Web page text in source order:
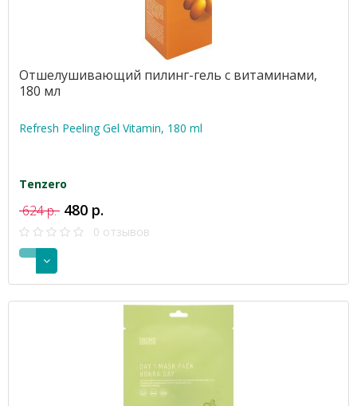
Отшелушивающий пилинг-гель с витаминами,
180 мл
Refresh Peeling Gel Vitamin, 180 ml
Tenzero
624 р. 480 р.
0 отзывов